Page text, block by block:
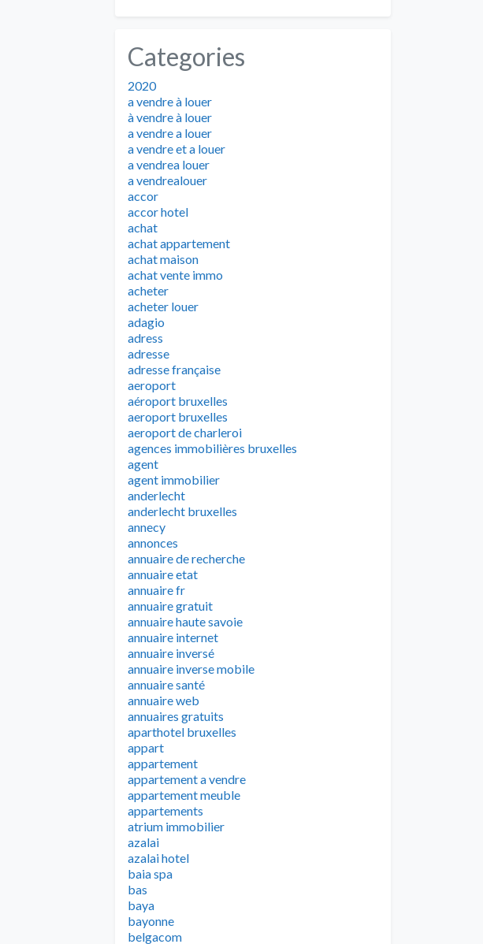
Categories
2020
a vendre à louer
à vendre à louer
a vendre a louer
a vendre et a louer
a vendrea louer
a vendrealouer
accor
accor hotel
achat
achat appartement
achat maison
achat vente immo
acheter
acheter louer
adagio
adress
adresse
adresse française
aeroport
aéroport bruxelles
aeroport bruxelles
aeroport de charleroi
agences immobilières bruxelles
agent
agent immobilier
anderlecht
anderlecht bruxelles
annecy
annonces
annuaire de recherche
annuaire etat
annuaire fr
annuaire gratuit
annuaire haute savoie
annuaire internet
annuaire inversé
annuaire inverse mobile
annuaire santé
annuaire web
annuaires gratuits
aparthotel bruxelles
appart
appartement
appartement a vendre
appartement meuble
appartements
atrium immobilier
azalai
azalai hotel
baia spa
bas
baya
bayonne
belgacom